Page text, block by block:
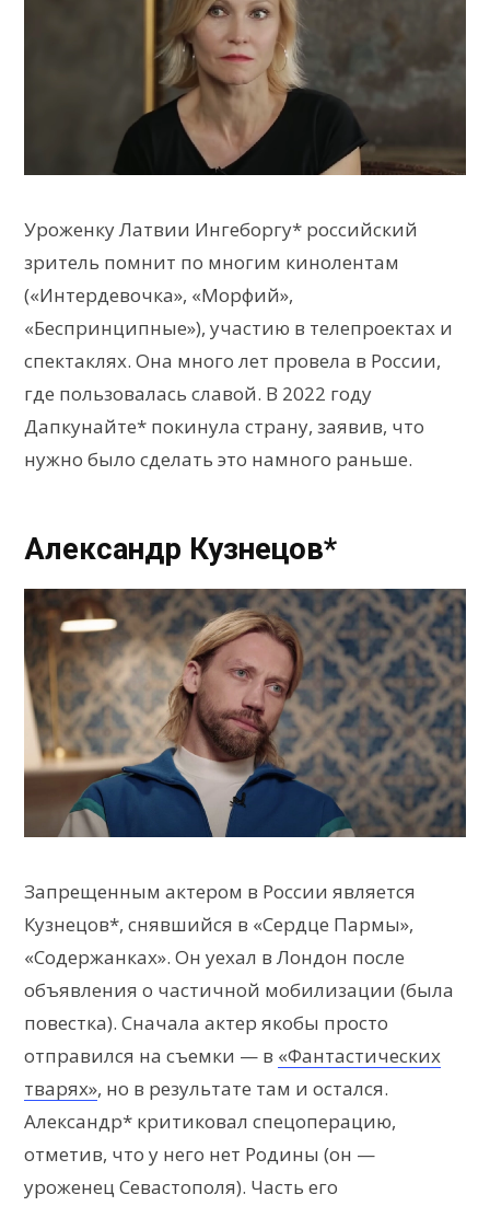
Уроженку Латвии Ингеборгу* российский
зритель помнит по многим кинолентам
(«Интердевочка», «Морфий»,
«Беспринципные»), участию в телепроектах и
спектаклях. Она много лет провела в России,
где пользовалась славой. В 2022 году
Дапкунайте* покинула страну, заявив, что
нужно было сделать это намного раньше.
Александр Кузнецов*
Запрещенным актером в России является
Кузнецов*, снявшийся в «Сердце Пармы»,
«Содержанках». Он уехал в Лондон после
объявления о частичной мобилизации (была
повестка). Сначала актер якобы просто
отправился на съемки — в «Фантастических
тварях», но в результате там и остался.
Александр* критиковал спецоперацию,
отметив, что у него нет Родины (он —
уроженец Севастополя). Часть его